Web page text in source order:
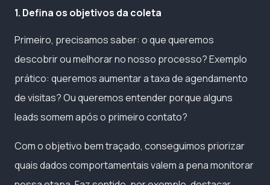
1. Defina os objetivos da coleta
Primeiro, precisamos saber: o que queremos
descobrir ou melhorar no nosso processo? Exemplo
prático: queremos aumentar a taxa de agendamento
de visitas? Ou queremos entender porque alguns
leads somem após o primeiro contato?
Com o objetivo bem traçado, conseguimos priorizar
quais dados comportamentais valem a pena monitorar